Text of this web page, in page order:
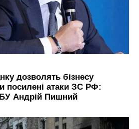
дозволять бізнесу
посилені атаки ЗС РФ:
Андрій Пишний